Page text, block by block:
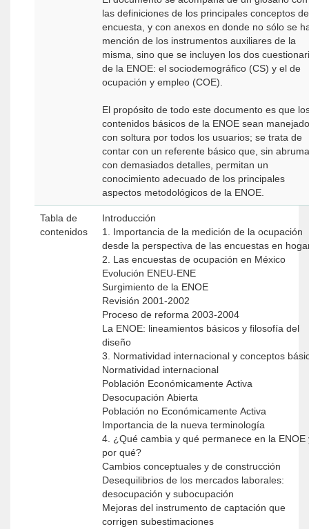
las definiciones de los principales conceptos
encuesta, y con anexos en donde no sólo se
mención de los instrumentos auxiliares de la
misma, sino que se incluyen los dos
de la ENOE: el sociodemográfico (CS) y el de
ocupación y empleo (COE).
El propósito de todo este documento es que
contenidos básicos de la ENOE sean
con soltura por todos los usuarios; se trata de
contar con un referente básico que, sin
con demasiados detalles, permitan un
conocimiento adecuado de los principales
aspectos metodológicos de la ENOE.
Tabla de
contenidos
Introducción
1. Importancia de la medición de la ocupación
desde la perspectiva de las encuestas en
2. Las encuestas de ocupación en México
Evolución ENEU-ENE
Surgimiento de la ENOE
Revisión 2001-2002
Proceso de reforma 2003-2004
La ENOE: lineamientos básicos y filosofía del
diseño
3. Normatividad internacional y conceptos
Normatividad internacional
Población Económicamente Activa
Desocupación Abierta
Población no Económicamente Activa
Importancia de la nueva terminología
4. ¿Qué cambia y qué permanece en la ENOE
por qué?
Cambios conceptuales y de construcción
Desequilibrios de los mercados laborales:
desocupación y subocupación
Mejoras del instrumento de captación que
corrigen subestimaciones